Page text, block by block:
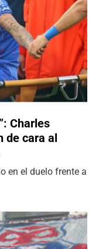
Charles
de cara al
en el duelo frente a